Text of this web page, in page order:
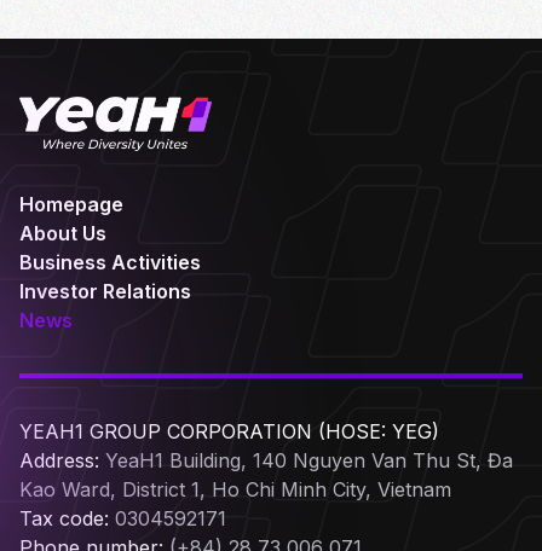
Homepage
About Us
Business Activities
Investor Relations
News
YEAH1 GROUP CORPORATION (HOSE: YEG)
Address: YeaH1 Building, 140 Nguyen Van Thu St, Đa
Kao Ward, District 1, Ho Chi Minh City, Vietnam
Tax code: 0304592171